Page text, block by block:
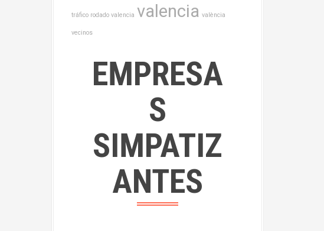
tráfico rodado valencia valencia valència
vecinos
EMPRESA
S
SIMPATIZ
ANTES